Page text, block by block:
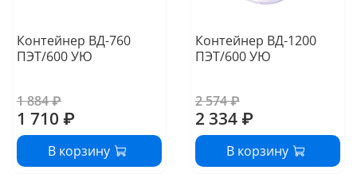
Контейнер ВД-760
ПЭТ/600 УЮ
1 884 ₽
1 710 ₽
В корзину
Контейнер ВД-1200
ПЭТ/600 УЮ
2 574 ₽
2 334 ₽
В корзину